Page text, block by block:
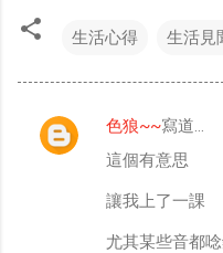
生活心得 生活見
留
色狼~~寫道…
這個有意思
讓我上了一課
尤其某些音都